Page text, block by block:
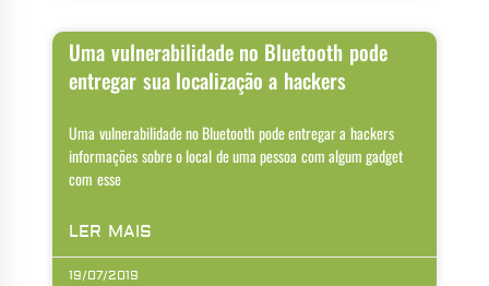
Uma vulnerabilidade no Bluetooth pode
entregar sua localização a hackers
Uma vulnerabilidade no Bluetooth pode entregar a hackers
informações sobre o local de uma pessoa com algum gadget
com esse
LER MAIS
19/07/2019